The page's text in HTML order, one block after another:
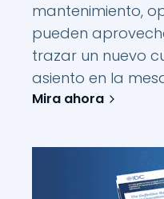
mantenimiento,
pueden
trazar un nuevo
asiento en la
Mira ahora